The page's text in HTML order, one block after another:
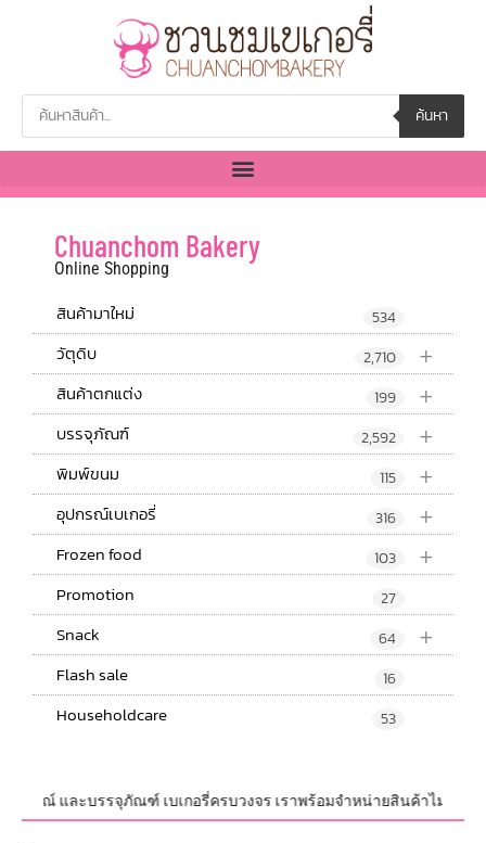
ค้นหา
Chuanchom Bakery
Online Shopping
สินค้ามาใหม่ 534
+
วัตุดิบ 2,710
+
สินค้าตกแต่ง 199
+
บรรจุภัณฑ์ 2,592
+
พิมพ์ขนม 115
+
อุปกรณ์เบเกอรี่ 316
+
Frozen food 103
Promotion 27
+
Snack 64
Flash sale 16
Householdcare 53
ปกรณ์ และบรรจุภัณฑ์ เบเกอรี่ครบวงจร เราพร้อมจำหน่ายสินค้าไม่จำกั